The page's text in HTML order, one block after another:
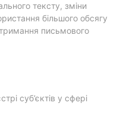
тексту, зміни
більшого обсягу
письмового
суб’єктів у сфері